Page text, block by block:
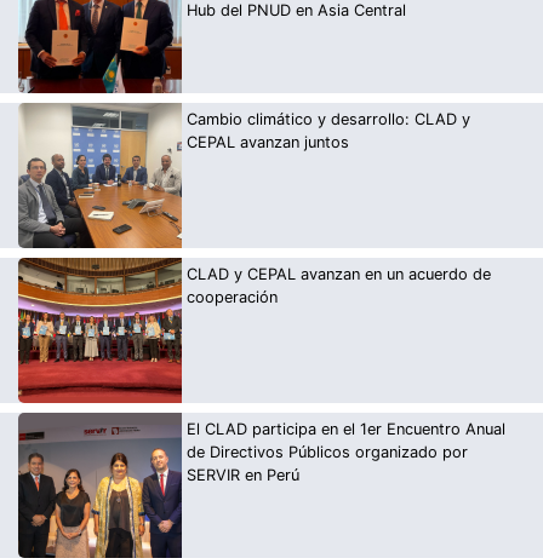
Hub del PNUD en Asia Central
Cambio climático y desarrollo: CLAD y
CEPAL avanzan juntos
CLAD y CEPAL avanzan en un acuerdo de
cooperación
El CLAD participa en el 1er Encuentro Anual
de Directivos Públicos organizado por
SERVIR en Perú